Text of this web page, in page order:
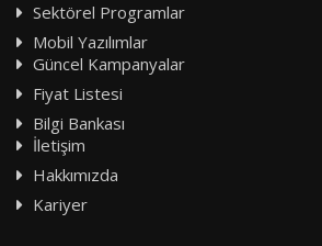
Sektörel Programlar
Mobil Yazılımlar
Güncel Kampanyalar
Fiyat Listesi
Bilgi Bankası
İletişim
Hakkımızda
Kariyer